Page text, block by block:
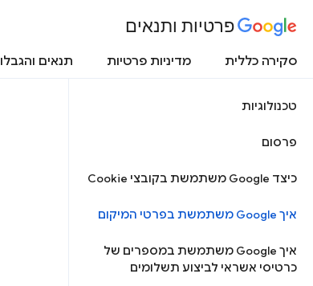
פרטיות ותנאים
סקירה כללית מדיניות פרטיות תנאים
טכנולוגיות
פרסום
כיצד Google משתמשת בקובצי Cookie
איך Google משתמשת בפרטי המיקום
איך Google משתמשת במספרים של
כרטיסי אשראי לביצוע תשלומים